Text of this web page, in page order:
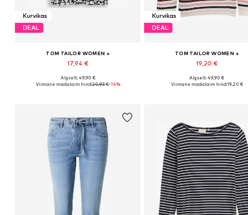
Kurvikas
DEAL
TOM TAILOR WOMEN +
17,94 €
Saadaolevad suurused: XXXL, 4XL
Algselt: 49,90 €
Viimane madalaim hind:20,93 €-14%
Kurvikas
DEAL
TOM TAILOR WOMEN +
19,20 €
Algselt: 49,90 €
Viimane madalaim hind:19,20 €